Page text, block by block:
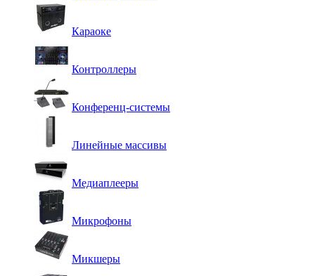
Караоке
Контроллеры
Конференц-системы
Линейные массивы
Медиаплееры
Микрофоны
Микшеры